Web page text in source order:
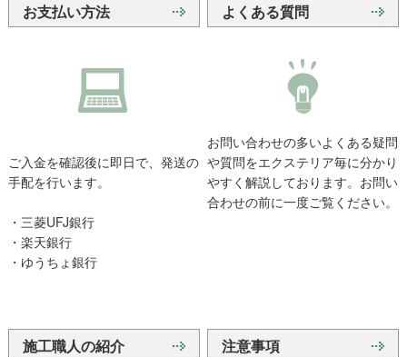
お支払い方法
ご入金を確認後に即日で、発送の
手配を行います。
・三菱UFJ銀行
・楽天銀行
・ゆうちょ銀行
よくある質問
お問い合わせの多いよくある疑問
や質問をエクステリア毎に分かり
やすく解説しております。お問い
合わせの前に一度ご覧ください。
施工職人の紹介 注意事項